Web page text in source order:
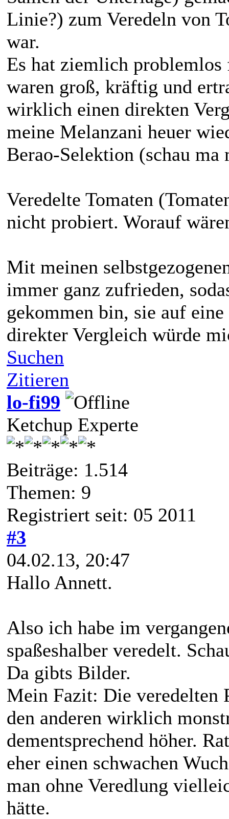
Linie?) zum Veredeln von
war.
Es hat ziemlich
waren groß, kräftig und
wirklich einen direkten
meine Melanzani heuer
Berao-Selektion (schau
Veredelte Tomaten
nicht probiert. Worauf
Mit meinen
immer ganz zufrieden,
gekommen bin, sie auf
direkter Vergleich würde
Suchen
Zitieren
lo-fi99
Ketchup Experte
Beiträge: 1.514
Themen: 9
Registriert seit: 05 2011
#3
04.02.13, 20:47
Hallo Annett.
Also ich habe im
spaßeshalber veredelt.
Da gibts Bilder.
Mein Fazit: Die veredelten
den anderen wirklich
dementsprechend höher.
eher einen schwachen
man ohne Veredlung
hätte.